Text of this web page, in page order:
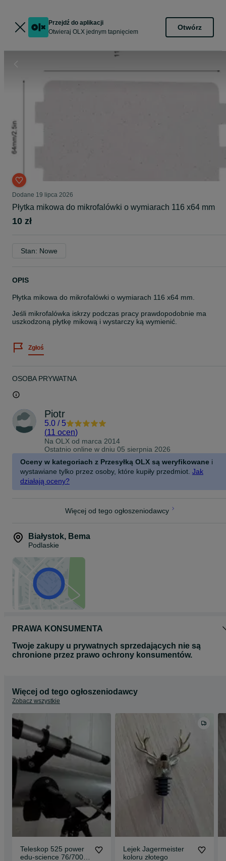
Przejdź do aplikacji
Otwieraj OLX jednym tapnięciem
Otwórz
Dodane 19 lipca 2026
Płytka mikowa do mikrofalówki o wymiarach 116 x64 mm
10 zł
Stan: Nowe
OPIS
Płytka mikowa do mikrofalówki o wymiarach 116 x64 mm.
Jeśli mikrofalówka iskrzy podczas pracy prawdopodobnie ma
uszkodzoną płytkę mikową i wystarczy ką wymienić.
Zgłoś
OSOBA PRYWATNA
Piotr
5.0 / 5
(11 ocen)
Na OLX od marca 2014
Ostatnio online w dniu 05 sierpnia 2026
Oceny w kategoriach z Przesyłką OLX są weryfikowane i
wystawiane tylko przez osoby, które kupiły przedmiot. Jak
działają oceny?
Więcej od tego ogłoszeniodawcy
Białystok, Bema
Podlaskie
PRAWA KONSUMENTA
Twoje zakupy u prywatnych sprzedających nie są
chronione przez prawo ochrony konsumentów.
Więcej od tego ogłoszeniodawcy
Zobacz wszystkie
Teleskop 525 power
edu-science 76/700
Lejek Jagermeister
koloru złotego